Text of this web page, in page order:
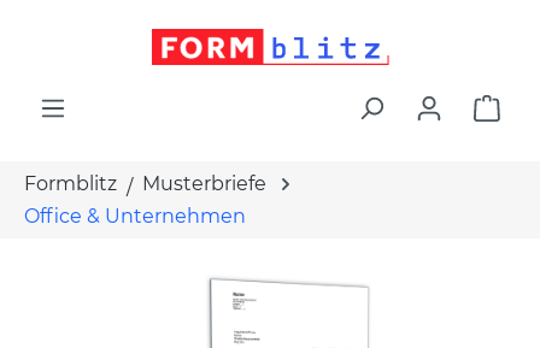
Formblitz
Musterbriefe
Office & Unternehmen